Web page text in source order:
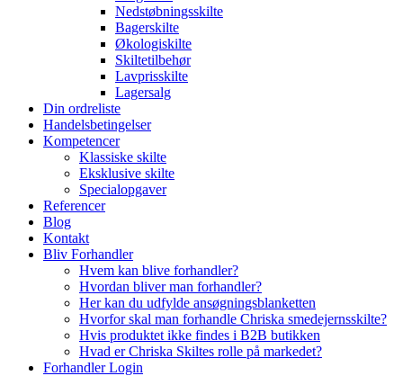
Nedstøbningsskilte
Bagerskilte
Økologiskilte
Skiltetilbehør
Lavprisskilte
Lagersalg
Din ordreliste
Handelsbetingelser
Kompetencer
Klassiske skilte
Eksklusive skilte
Specialopgaver
Referencer
Blog
Kontakt
Bliv Forhandler
Hvem kan blive forhandler?
Hvordan bliver man forhandler?
Her kan du udfylde ansøgningsblanketten
Hvorfor skal man forhandle Chriska smedejernsskilte?
Hvis produktet ikke findes i B2B butikken
Hvad er Chriska Skiltes rolle på markedet?
Forhandler Login